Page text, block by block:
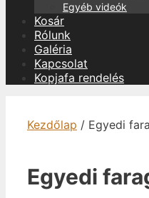
Egyéb videók
Kosár
Rólunk
Galéria
Kapcsolat
Kopjafa rendelés
Kezdőlap / Egyedi
Egyedi